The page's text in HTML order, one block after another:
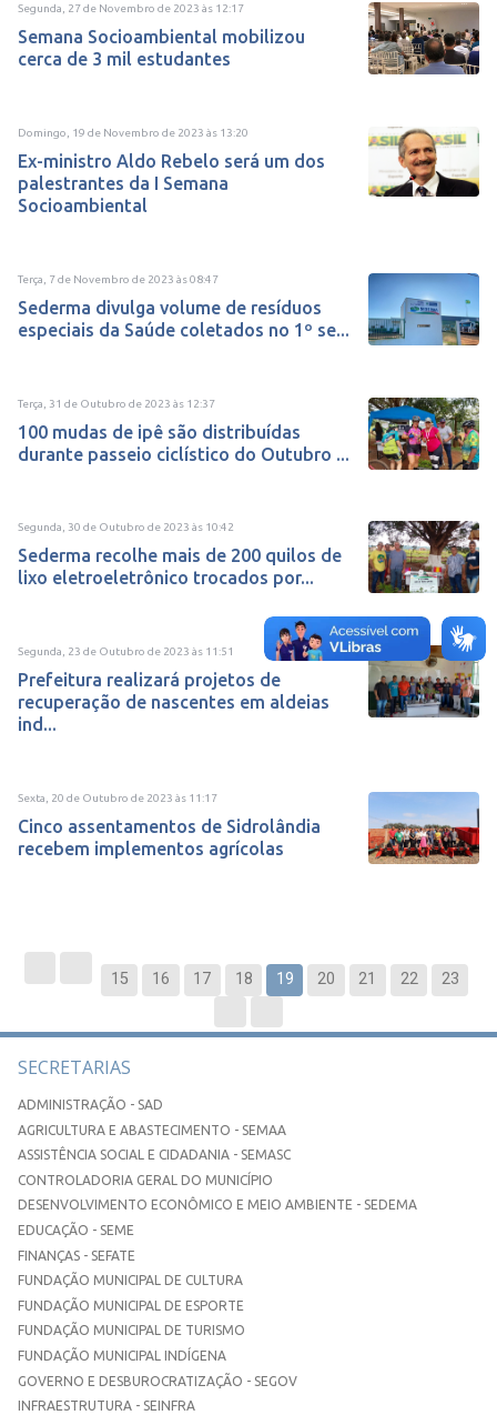
Segunda, 27 de Novembro de 2023 às 12:17
Semana Socioambiental mobilizou
cerca de 3 mil estudantes
Domingo, 19 de Novembro de 2023 às 13:20
Ex-ministro Aldo Rebelo será um dos
palestrantes da I Semana
Socioambiental
Terça, 7 de Novembro de 2023 às08:47
Sederma divulga volume de resíduos
especiais da Saúde coletados no 1º se...
Terça, 31 de Outubro de 2023 às 12:37
100 mudas de ipê são distribuídas
durante passeio ciclístico do Outubro ...
Segunda, 30 de Outubro de 2023 às 10:42
Sederma recolhe mais de 200 quilos de
lixo eletroeletrônico trocados por...
Segunda, 23 de Outubro de 2023 às 11:51
Prefeitura realizará projetos de
recuperação de nascentes em aldeias
ind...
Sexta, 20 de Outubro de 2023 às 11:17
Cinco assentamentos de Sidrolândia
recebem implementos agrícolas
15 16 17 18 19 20 21 22 23
SECRETARIAS
ADMINISTRAÇÃO - SAD
AGRICULTURA E ABASTECIMENTO - SEMAA
ASSISTÊNCIA SOCIAL E CIDADANIA - SEMASC
CONTROLADORIA GERAL DO MUNICÍPIO
DESENVOLVIMENTO ECONÔMICO E MEIO AMBIENTE - SEDEMA
EDUCAÇÃO - SEME
FINANÇAS - SEFATE
FUNDAÇÃO MUNICIPAL DE CULTURA
FUNDAÇÃO MUNICIPAL DE ESPORTE
FUNDAÇÃO MUNICIPAL DE TURISMO
FUNDAÇÃO MUNICIPAL INDÍGENA
GOVERNO E DESBUROCRATIZAÇÃO - SEGOV
INFRAESTRUTURA - SEINFRA